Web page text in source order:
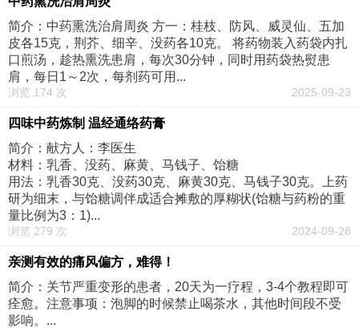
简介：中药熏洗治肩周炎 方一：桂枝、防风、威灵仙、五加
皮各15克，荆芥、细辛、没药各10克。 将药物装入药袋内扎
口煎汤，趁热熏洗患肩，每次30分钟，同时用药袋热熨患
肩，每日1～2次，每剂药可用...
浏览 174 次 2025-09-23
四味中药炼制 温经通络药膏
简介：献方人：李医生
材料：乳香、没药、麻黄、马钱子、饴糖
用法：乳香30克、没药30克、麻黄30克、马钱子30克。上药
研为细末，与饴糖调伴成适合摊敷的厚糊状(饴糖与药粉的重
量比例为3：1)...
浏览 279 次 2024-09-28
亲测有效的痛风偏方，难得！
简介：关节严重变形的患者，20天为一疗程，3-4个教程即可
痊愈。注意事项：泡脚的时候禁止喝茶水，其他时间段不受
影响。...